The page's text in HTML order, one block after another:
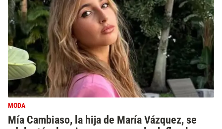
MODA
Mía Cambiaso, la hija de María Vázquez, se